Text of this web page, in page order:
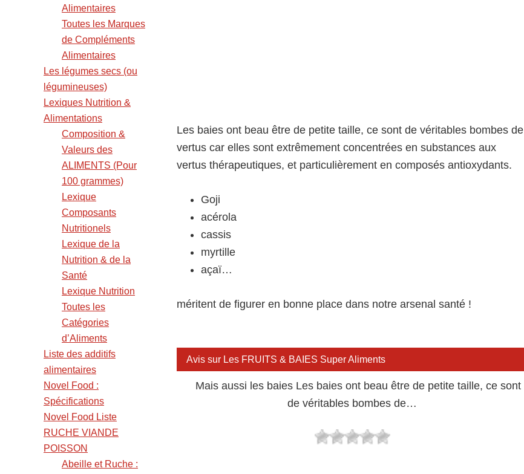
Les baies ont beau être de petite taille, ce sont de véritables bombes de
vertus car elles sont extrêmement concentrées en substances aux
vertus thérapeutiques, et particulièrement en composés antioxydants.
Goji
acérola
cassis
myrtille
açaï…
méritent de figurer en bonne place dans notre arsenal santé !
Avis sur Les FRUITS & BAIES Super Aliments
Mais aussi les baies Les baies ont beau être de petite taille, ce sont
de véritables bombes de…
Alimentaires
Toutes les Marques
de Compléments
Alimentaires
Les légumes secs (ou
légumineuses)
Lexiques Nutrition &
Alimentations
Composition &
Valeurs des
ALIMENTS (Pour
100 grammes)
Lexique
Composants
Nutritionels
Lexique de la
Nutrition & de la
Santé
Lexique Nutrition
Toutes les
Catégories
d’Aliments
Liste des additifs
alimentaires
Novel Food :
Spécifications
Novel Food Liste
RUCHE VIANDE
POISSON
Abeille et Ruche :